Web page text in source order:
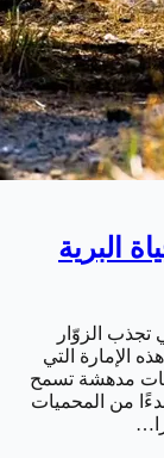
البرية
تجذب الزوّار
الإمارة التي
مدهشة تسمح
من المحميات